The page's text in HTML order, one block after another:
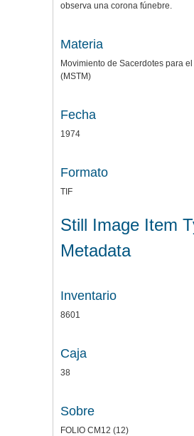
observa una corona fúnebre.
Materia
Movimiento de Sacerdotes para
(MSTM)
Fecha
1974
Formato
TIF
Still Image Item
Metadata
Inventario
8601
Caja
38
Sobre
FOLIO CM12 (12)